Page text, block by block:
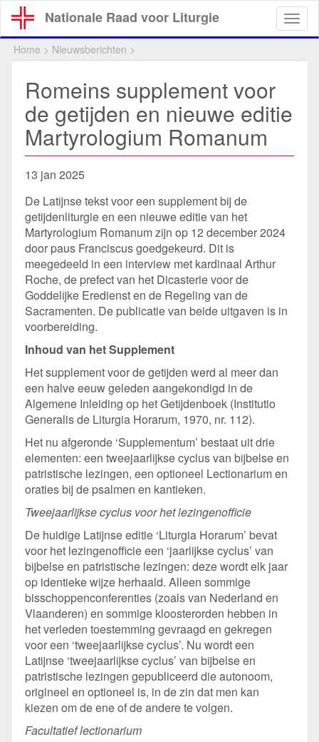
Overslaan
en
naar
Nationale Raad voor Liturgie
Home > Nieuwsberichten >
Romeins supplement voor
de getijden en nieuwe editie
Martyrologium Romanum
13 jan 2025
De Latijnse tekst voor een supplement bij de
getijdenliturgie en een nieuwe editie van het
Martyrologium Romanum zijn op 12 december 2024
door paus Franciscus goedgekeurd. Dit is
meegedeeld in een interview met kardinaal Arthur
Roche, de prefect van het Dicasterie voor de
Goddelijke Eredienst en de Regeling van de
Sacramenten. De publicatie van beide uitgaven is in
voorbereiding.
Inhoud van het Supplement
Het supplement voor de getijden werd al meer dan
een halve eeuw geleden aangekondigd in de
Algemene Inleiding op het Getijdenboek (Institutio
Generalis de Liturgia Horarum, 1970, nr. 112).
Het nu afgeronde ‘Supplementum’ bestaat uit drie
elementen: een tweejaarlijkse cyclus van bijbelse en
patristische lezingen, een optioneel Lectionarium en
oraties bij de psalmen en kantieken.
Tweejaarlijkse cyclus voor het lezingenofficie
De huidige Latijnse editie ‘Liturgia Horarum’ bevat
voor het lezingenofficie een ‘jaarlijkse cyclus’ van
bijbelse en patristische lezingen: deze wordt elk jaar
op identieke wijze herhaald. Alleen sommige
bisschoppenconferenties (zoals van Nederland en
Vlaanderen) en sommige kloosterorden hebben in
het verleden toestemming gevraagd en gekregen
voor een ‘tweejaarlijkse cyclus’. Nu wordt een
Latijnse ‘tweejaarlijkse cyclus’ van bijbelse en
patristische lezingen gepubliceerd die autonoom,
origineel en optioneel is, in de zin dat men kan
kiezen om de ene of de andere te volgen.
Facultatief lectionarium